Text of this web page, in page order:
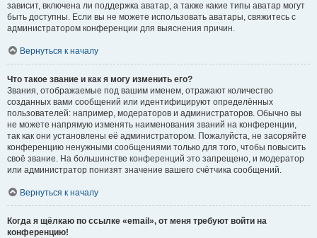
зависит, включена ли поддержка аватар, а также какие типы аватар могут
быть доступны. Если вы не можете использовать аватары, свяжитесь с
администратором конференции для выяснения причин.
Вернуться к началу
Что такое звание и как я могу изменить его?
Звания, отображаемые под вашим именем, отражают количество
созданных вами сообщений или идентифицируют определённых
пользователей: например, модераторов и администраторов. Обычно вы
не можете напрямую изменять наименования званий на конференции,
так как они установлены её администратором. Пожалуйста, не засоряйте
конференцию ненужными сообщениями только для того, чтобы повысить
своё звание. На большинстве конференций это запрещено, и модератор
или администратор понизят значение вашего счётчика сообщений.
Вернуться к началу
Когда я щёлкаю по ссылке «email», от меня требуют войти на
конференцию!